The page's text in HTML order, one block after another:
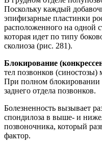
Поскольку каждый
эпифизарные пластинки
расположенного на одной
которая идет по типу
сколиоза (рис. 281).
Блокирование
тел позвонков
При полном блокировании
заднего отдела позвонков.
Болезненность вызывает
спондилоза в выше- и
позвоночника, который
фактор.